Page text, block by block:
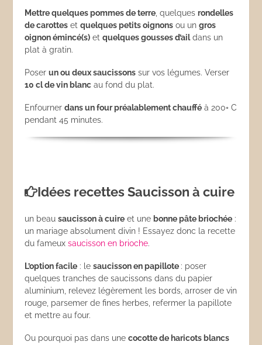
Mettre quelques pommes de terre , quelquesrondelles
de carottes etquelques petits oignons ou ungros
oignon émincé(s) etquelques gousses d’aildans un
plat à gratin.
Poserun ou deux saucissons sur vos légumes. Verser
10 cl de vin blanc au fond du plat.
Enfournerdans un four préalablement chauffé à 200◦ C
pendant 45 minutes.
Idées recettes Saucisson à cuire
un beausaucisson à cuire et une bonne pâte briochée :
un mariage absolument divin ! Essayez donc la recette
du fameuxsaucisson en brioche.
L’option facile : lesaucisson en papillote : poser
quelques tranches de saucissons dans du papier
aluminium, relevez légèrement les bords, arroser de vin
rouge, parsemer de fines herbes, refermer la papillote
et mettre au four.
Ou pourquoi pas dans unecocotte de haricots blancs